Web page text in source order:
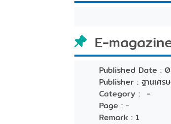
E-
Published Date :
Publisher :ฐานเศร
Category : -
Page :-
Remark :1